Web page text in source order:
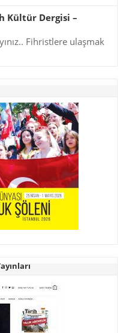
Kültür Dergisi –
Fihristlere ulaşmak